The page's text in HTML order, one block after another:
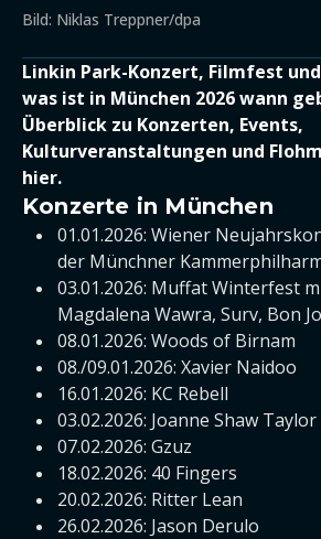
Bild: Niklas Treppner/dpa
Linkin Park-Konzert, Filmfest
was ist in München 2026 wann
Überblick zu Konzerten, Events,
Kulturveranstaltungen und
hier.
Konzerte in München
01.01.2026: Wiener
der Münchner
03.01.2026: Muffat Winterfest
Magdalena Wawra, Surv, Bon
08.01.2026: Woods of Birnam
08./09.01.2026: Xavier Naidoo
16.01.2026: KC Rebell
03.02.2026: Joanne Shaw Taylor
07.02.2026: Gzuz
18.02.2026: 40 Fingers
20.02.2026: Ritter Lean
26.02.2026: Jason Derulo